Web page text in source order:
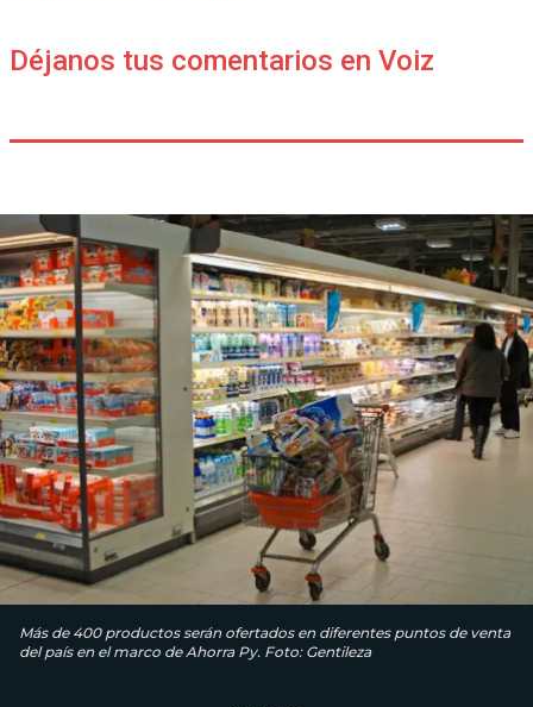
Déjanos tus comentarios en Voiz
Más de 400 productos serán ofertados en diferentes puntos de venta
del país en el marco de Ahorra Py. Foto: Gentileza